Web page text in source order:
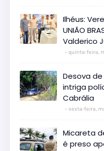
Ilhéus:
UNIÃO
Valderico
quinta-feira,
Desova
intriga
Cabrália
sexta-feira,
Micareta
é preso